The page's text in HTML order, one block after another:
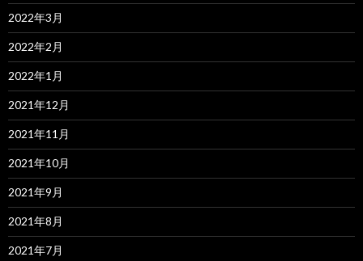
2022年3月
2022年2月
2022年1月
2021年12月
2021年11月
2021年10月
2021年9月
2021年8月
2021年7月